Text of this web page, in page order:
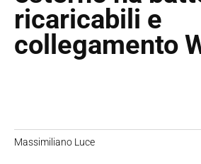
ricaricabili e
collegamento
Massimiliano Luce